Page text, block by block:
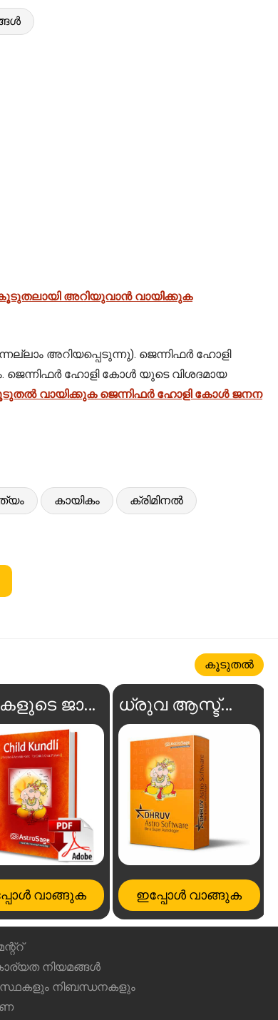
അറിയുവാൻ വായിക്കുക
അറിയപ്പെടുന്നു). ജെന്നിഫർ ഹോളി
ജെന്നിഫർ ഹോളി കോൾ യുടെ വിശദമായ
വായിക്കുക ജെന്നിഫർ ഹോളി കോൾ ജനന
കായികം ക്രിമിനൽ
കൂടുതൽ
കുട്ടികളുടെ ജാതകം
വാങ്ങുക
ധ്രുവ ആസ്ട്രോ സോഫ്റ്റ്‌വെയർ
ഇപ്പോൾ വാങ്ങുക
നിയമങ്ങൾ
നിബന്ധനകളും